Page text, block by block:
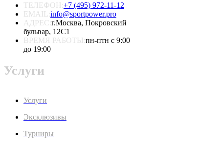
ТЕЛЕФОН:+7 (495) 972-11-12
EMAIL:info@sportpower.pro
АДРЕС:г.Москва, Покровский
бульвар, 12С1
ВРЕМЯ РАБОТЫ:пн-птн с 9:00
до 19:00
Услуги
Услуги
Эксклюзивы
Турниры